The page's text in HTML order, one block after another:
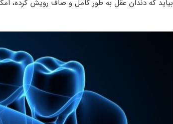
بیاید که دندان عقل به طور کامل و صاف رویش کرده،